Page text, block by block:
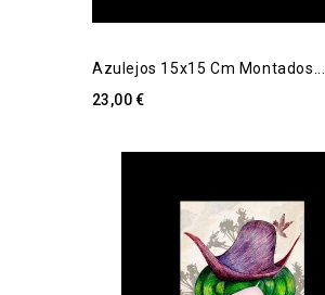
Azulejos 15x15 Cm Montados...
23,00 €